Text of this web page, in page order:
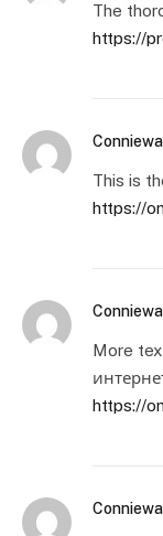
The
https://
This is
https://
More
https://